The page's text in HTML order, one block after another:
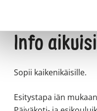
Info
Sopii kaikenikäisille.
Esitystapa iän